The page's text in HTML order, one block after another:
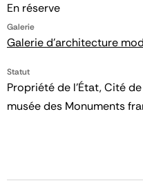
En réserve
Galerie
Galerie d'architecture
Statut
Propriété de l’État, Cité
musée des Monuments